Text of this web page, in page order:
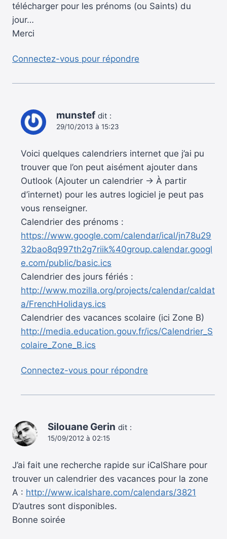
télécharger pour les prénoms (ou Saints) du
jour…
Merci
Connectez-vous pour répondre
munstef dit :
29/10/2013 à 15:23
Voici quelques calendriers internet que j’ai pu
trouver que l’on peut aisément ajouter dans
Outlook (Ajouter un calendrier -> À partir
d’internet) pour les autres logiciel je peut pas
vous renseigner.
Calendrier des prénoms :
https://www.google.com/calendar/ical/jn78u29
32bao8q997th2g7riik%40group.calendar.googl
e.com/public/basic.ics
Calendrier des jours fériés :
http://www.mozilla.org/projects/calendar/caldat
a/FrenchHolidays.ics
Calendrier des vacances scolaire (ici Zone B)
http://media.education.gouv.fr/ics/Calendrier_S
colaire_Zone_B.ics
Connectez-vous pour répondre
Silouane Gerin dit :
15/09/2012 à 02:15
J’ai fait une recherche rapide sur iCalShare pour
trouver un calendrier des vacances pour la zone
A : http://www.icalshare.com/calendars/3821
D’autres sont disponibles.
Bonne soirée